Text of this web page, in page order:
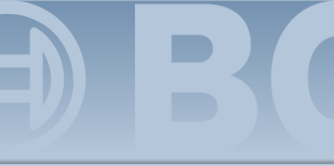
Akce